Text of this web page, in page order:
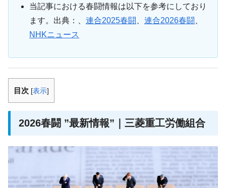
当記事における春闘情報は以下を参考にしており
ます。出典：、連合2025春闘 、連合2026春闘
NHKニュース
目次 [表示]
2026春闘 ”最新情報”｜三菱重工労働組合